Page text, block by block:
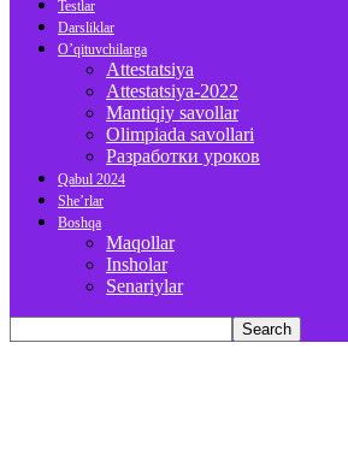
Testlar
Darsliklar
O’qituvchilarga
Attestatsiya
Attestatsiya-2022
Mantiqiy savollar
Olimpiada savollari
Разработки уроков
Qabul 2024
She’rlar
Boshqa
Maqollar
Insholar
Senariylar